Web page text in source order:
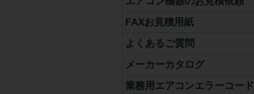
FAXお見積用紙
よくあるご質問
メーカーカタログ
業務用エアコンエラーコード